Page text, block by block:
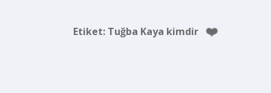
Etiket: Tuğba Kaya kimdir